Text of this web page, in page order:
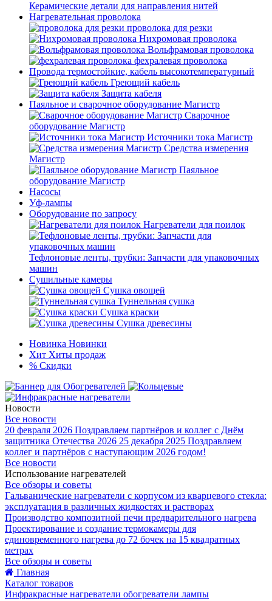
Керамические детали для направления нитей
Нагревательная проволока
проволока для резки
Нихромовая проволока
Вольфрамовая проволока
фехралевая проволока
Провода термостойкие, кабель высокотемпературный
Греющий кабель
Защита кабеля
Паяльное и сварочное оборудование Магистр
Сварочное
оборудование Магистр
Источники тока Магистр
Средства измерения
Магистр
Паяльное
оборудование Магистр
Насосы
Уф-лампы
Оборудование по запросу
Нагреватели для поилок
Тефлоновые ленты, трубки: Запчасти для упаковочных
машин
Сушильные камеры
Сушка овощей
Туннельная сушка
Сушка краски
Сушка древесины
Новинка Новинки
Хит Хиты продаж
% Скидки
Новости
Все новости
20 февраля 2026 Поздравляем партнёров и коллег с Днём
защитника Отечества 2026 25 декабря 2025 Поздравляем
коллег и партнёров с наступающим 2026 годом!
Все новости
Использование нагревателей
Все обзоры и советы
Гальванические нагреватели с корпусом из кварцевого стекла:
эксплуатация в различных жидкостях и растворах
Производство композитной печи предварительного нагрева
Проектирование и создание термокамеры для
единовременного нагрева до 72 бочек на 15 квадратных
метрах
Все обзоры и советы
Главная
Каталог товаров
Инфракрасные нагреватели обогреватели лампы